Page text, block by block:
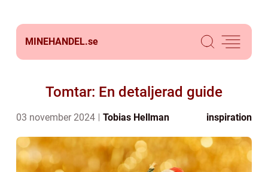
MINEHANDEL.se
Tomtar: En detaljerad guide
03 november 2024 Tobias Hellman inspiration